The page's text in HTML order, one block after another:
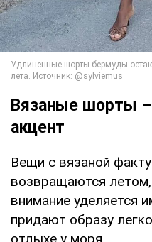
Вязаные шорты
акцент
Вещи с вязаной
возвращаются
внимание уделяется
придают образу